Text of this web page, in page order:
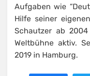
Aufgaben wie
Hilfe seiner
Schautzer ab
Weltbühne aktiv.
2019 in Hamburg.